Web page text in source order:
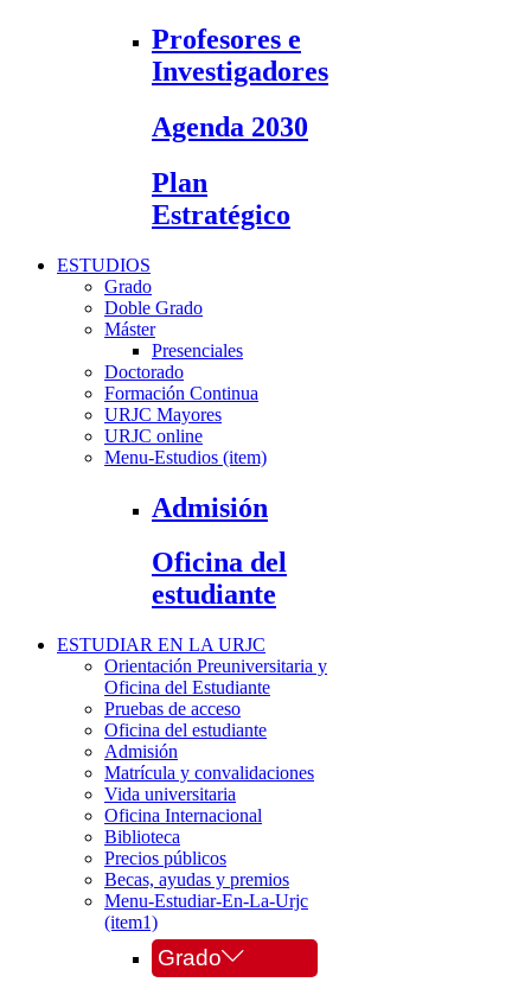
Profesores e
Investigadores
Agenda 2030
Plan
Estratégico
ESTUDIOS
Grado
Doble Grado
Máster
Presenciales
Doctorado
Formación Continua
URJC Mayores
URJC online
Menu-Estudios (item)
Admisión
Oficina del
estudiante
ESTUDIAR EN LA URJC
Orientación Preuniversitaria y
Oficina del Estudiante
Pruebas de acceso
Oficina del estudiante
Admisión
Matrícula y convalidaciones
Vida universitaria
Oficina Internacional
Biblioteca
Precios públicos
Becas, ayudas y premios
Menu-Estudiar-En-La-Urjc
(item1)
Grado